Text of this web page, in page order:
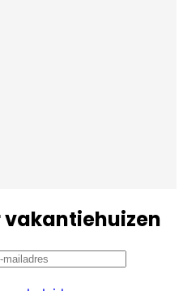
vakantiehuizen